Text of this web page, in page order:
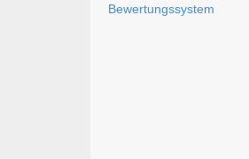
Bewertungssystem